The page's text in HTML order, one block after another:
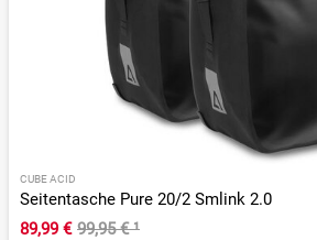
CUBE ACID
Seitentasche Pure 20/2 Smlink 2.0
89,99 € 99,95 €¹